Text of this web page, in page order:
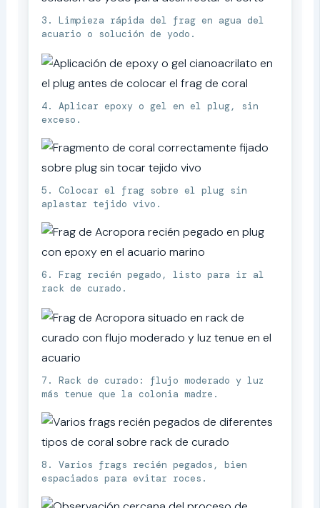
3. Limpieza rápida del frag en agua del
acuario o solución de yodo.
4. Aplicar epoxy o gel en el plug, sin
exceso.
5. Colocar el frag sobre el plug sin
aplastar tejido vivo.
6. Frag recién pegado, listo para ir al
rack de curado.
7. Rack de curado: flujo moderado y luz
más tenue que la colonia madre.
8. Varios frags recién pegados, bien
espaciados para evitar roces.